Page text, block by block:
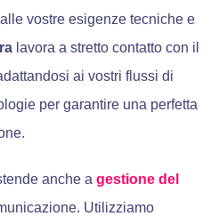
vostre esigenze tecniche e
lavora a stretto contatto con il
ai vostri flussi di
per garantire una perfetta
anche a gestione del
Utilizziamo